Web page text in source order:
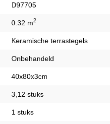
D97705
0.32 m2
Keramische terrastegels
Onbehandeld
40x80x3cm
3,12 stuks
1 stuks